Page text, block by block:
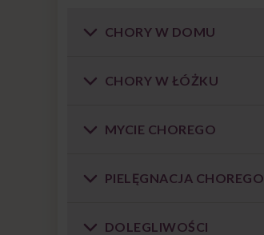
CHORY W DOMU
CHORY W ŁÓŻKU
MYCIE CHOREGO
PIELĘGNACJA CHOREGO
DOLEGLIWOŚCI